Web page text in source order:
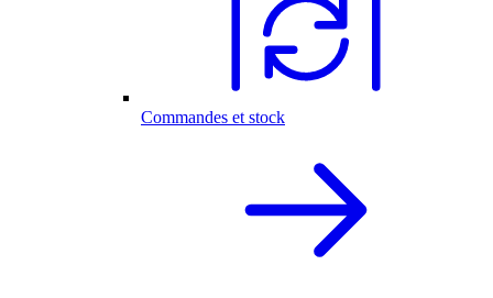
Commandes et stock